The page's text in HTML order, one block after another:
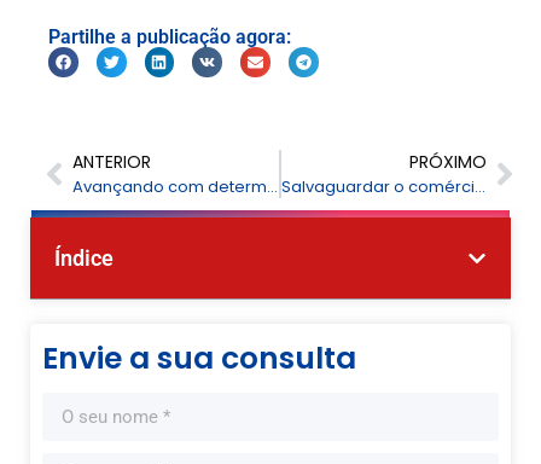
Partilhe a publicação agora:
ANTERIOR
Avançando com determinação: Feliz Ano Novo de 2026 da FPI
PRÓXIMO
Salvaguardar o comércio global: capacitar a inspeção aduaneira com o desempenho superior da LC-MS/MS
Índice
Envie a sua consulta